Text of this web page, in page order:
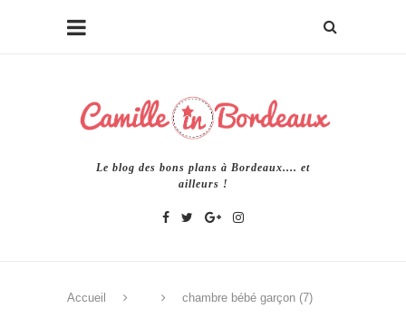
Le blog des bons plans à Bordeaux.... et
ailleurs !
Accueil chambre bébé garçon (7)